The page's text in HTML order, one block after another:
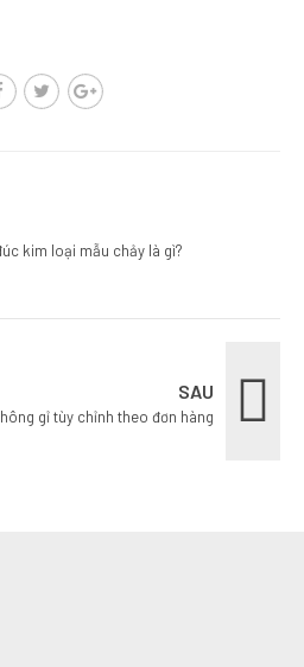
kim loại mẫu chảy là gì?
SAU
gỉ tùy chỉnh theo đơn hàng